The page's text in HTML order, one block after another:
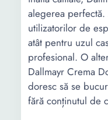
alegerea perfectă.
utilizatorilor de
atât pentru uzul
profesional. O
Dallmayr Crema
doresc să se
fără conținutul de